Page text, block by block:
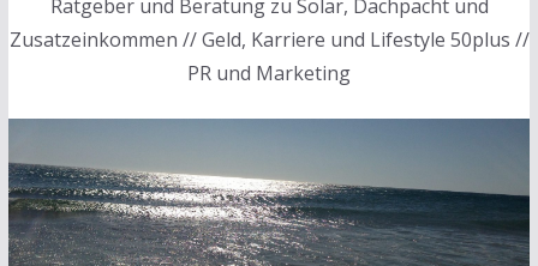
Ratgeber und Beratung zu Solar, Dachpacht und
Zusatzeinkommen // Geld, Karriere und Lifestyle 50plus //
PR und Marketing